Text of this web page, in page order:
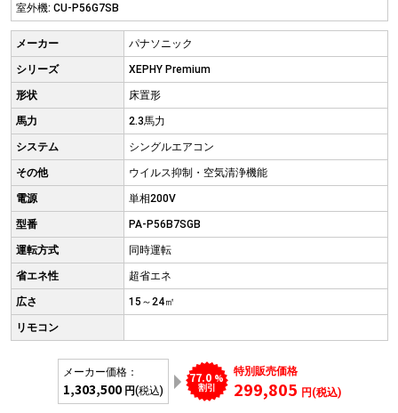
室外機: CU-P56G7SB
メーカー パナソニック
シリーズ XEPHY Premium
形状 床置形
馬力 2.3馬力
システム シングルエアコン
その他 ウイルス抑制・空気清浄機能
電源 単相200V
型番 PA-P56B7SGB
運転方式 同時運転
省エネ性 超省エネ
広さ 15～24㎡
リモコン
メーカー価格：
1,303,500 円(税込)
77.0 %
割引
特別販売価格
299,805 円(税込)